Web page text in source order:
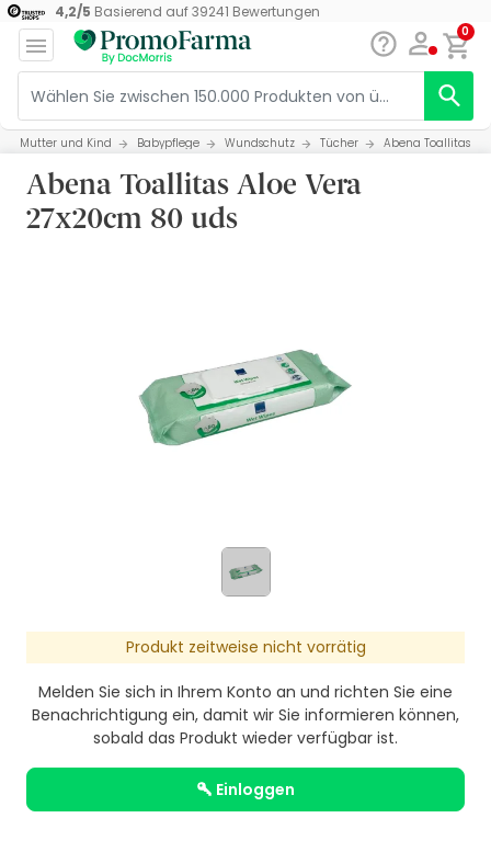
4,2/5 Basierend auf39241 Bewertungen
0
Mutter und Kind Babypflege Wundschutz Tücher Abena Toallitas
Abena Toallitas Aloe Vera
27x20cm 80 uds
Produkt zeitweise nicht vorrätig
Melden Sie sich in Ihrem Konto an und richten Sie eine
Benachrichtigung ein, damit wir Sie informieren können,
sobald das Produkt wieder verfügbar ist.
einloggen